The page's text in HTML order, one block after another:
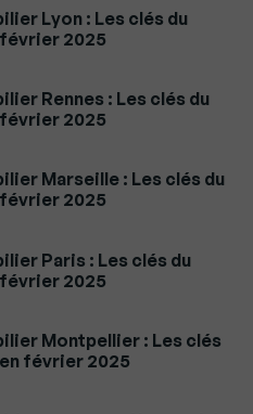
Lyon : Les clés du
2025
Rennes : Les clés du
2025
Marseille : Les clés du
2025
Paris : Les clés du
2025
Montpellier : Les clés
février 2025